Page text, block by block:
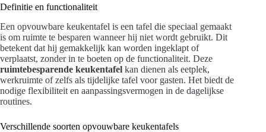
Definitie en functionaliteit
Een opvouwbare keukentafel is een tafel die speciaal gemaakt
is om ruimte te besparen wanneer hij niet wordt gebruikt. Dit
betekent dat hij gemakkelijk kan worden ingeklapt of
verplaatst, zonder in te boeten op de functionaliteit. Deze
ruimtebesparende keukentafel kan dienen als eetplek,
werkruimte of zelfs als tijdelijke tafel voor gasten. Het biedt de
nodige flexibiliteit en aanpassingsvermogen in de dagelijkse
routines.
Verschillende soorten opvouwbare keukentafels